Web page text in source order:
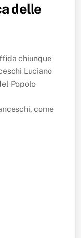
delle
chiunque
Luciano
Popolo
come